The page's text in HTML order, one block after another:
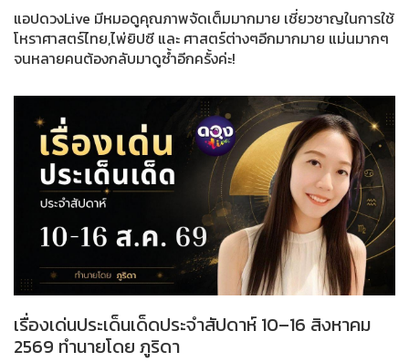
แอปดวงLive มีหมอดูคุณภาพจัดเต็มมากมาย เชี่ยวชาญในการใช้
โหราศาสตร์ไทย,ไพ่ยิปซี และ ศาสตร์ต่างๆอีกมากมาย แม่นมากๆ
จนหลายคนต้องกลับมาดูซ้ำอีกครั้งค่ะ!
เรื่องเด่นประเด็นเด็ดประจำสัปดาห์ 10–16 สิงหาคม
2569 ทำนายโดย ภูริดา